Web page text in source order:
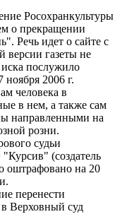
Росохранкультуры
о прекращении
Речь идет о сайте с
версии газеты не
послужило
2006 г.
человека в
в нем, а также сам
направленными на
розни.
судьи
(создатель
оштрафовано на 20
перенести
в Верховный суд